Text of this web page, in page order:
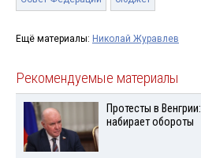
Ещё материалы: Николай Журавлев
Рекомендуемые материалы
Протесты в
набирает обороты